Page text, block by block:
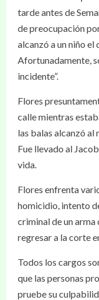
tarde antes de
de preocupación
alcanzó a un niño el
Afortunadamente,
incidente”.
Flores
calle mientras
las balas alcanzó al
Fue llevado al
vida.
Flores enfrenta
homicidio, intento
criminal de un
regresar a la corte
Todos los cargos
que las personas
pruebe su